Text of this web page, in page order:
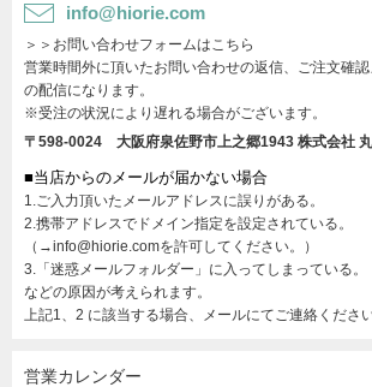
info@hiorie.com
＞＞お問い合わせフォームはこちら
営業時間外に頂いたお問い合わせの返信、ご注文確
の配信になります。
※受注の状況により遅れる場合がございます。
〒598-0024 大阪府泉佐野市上之郷1943 株式会社
■当店からのメールが届かない場合
1.ご入力頂いたメールアドレスに誤りがある。
2.携帯アドレスでドメイン指定を設定されている。
（→info@hiorie.comを許可してください。）
3.「迷惑メールフォルダー」に入ってしまっている。
などの原因が考えられます。
上記1、2 に該当する場合、メールにてご連絡ください
営業カレンダー